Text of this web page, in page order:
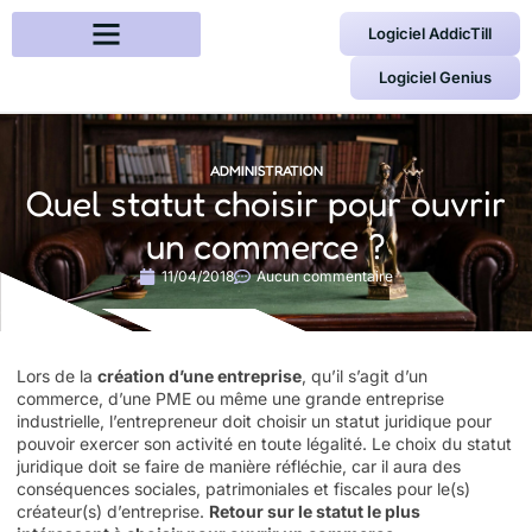
Logiciel AddicTill
Logiciel Genius
ADMINISTRATION
Quel statut choisir pour ouvrir
un commerce ?
11/04/2018 Aucun commentaire
Lors de la création d’une entreprise, qu’il s’agit d’un
commerce, d’une PME ou même une grande entreprise
industrielle, l’entrepreneur doit choisir un statut juridique pour
pouvoir exercer son activité en toute légalité. Le choix du statut
juridique doit se faire de manière réfléchie, car il aura des
conséquences sociales, patrimoniales et fiscales pour le(s)
créateur(s) d’entreprise. Retour sur le statut le plus